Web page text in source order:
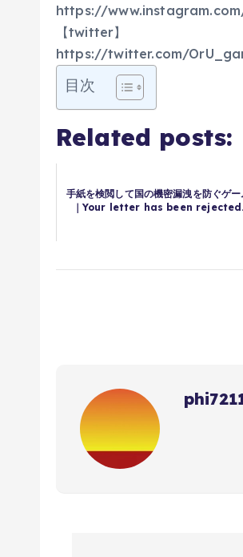
https://
【twitter】
https://twitter.com/
目次
Related posts:
手紙を検閲して国の機密漏洩を防ぐゲー
｜Your letter has been rejected.